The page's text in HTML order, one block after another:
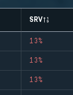
SRV
13%
13%
13%